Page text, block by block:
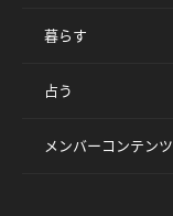
暮らす
占う
メンバーコンテンツ